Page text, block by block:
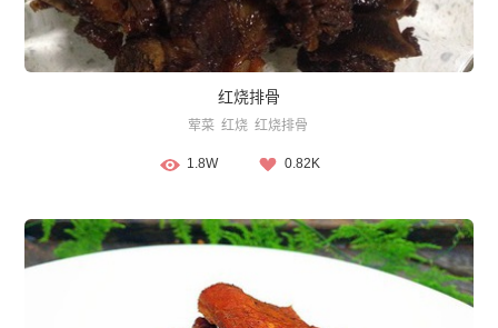
红烧排骨
荤菜 红烧 红烧排骨
1.8W 0.82K